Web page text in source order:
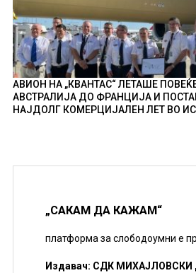
АВИОН НА „КВАНТАС“ ЛЕТАШЕ
АВСТРАЛИЈА ДО ФРАНЦИЈА И
НАЈДОЛГ КОМЕРЦИЈАЛЕН ЛЕТ ВО
„САКАМ ДА КАЖАМ“
платформа за слободоумни е
Издавач: СДК МИХАЈЛОВСКИ